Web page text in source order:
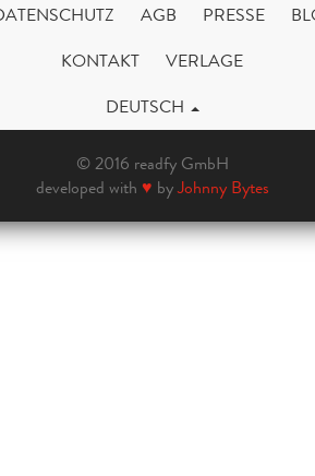
AGB PRESSE
KONTAKT
VERLAGE
DEUTSCH
© 2016 readfy GmbH
developed with ♥ byJohnny Bytes